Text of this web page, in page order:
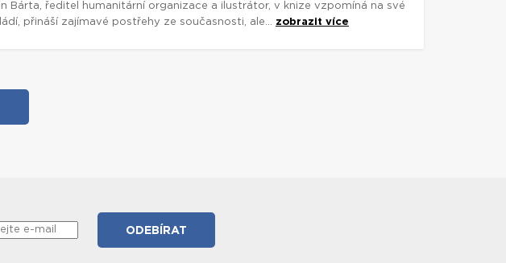
Bárta, ředitel humanitární organizace a ilustrátor, v knize vzpomíná na své
přináší zajímavé postřehy ze současnosti, ale... zobrazit více